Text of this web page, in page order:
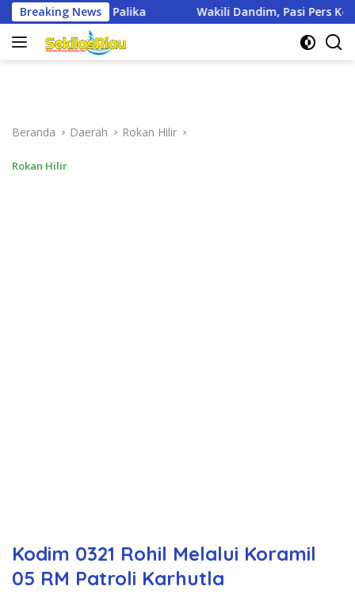
Langsung
ke
konten
Breaking News
Dandim, Pasi Pers Kodim 0321/Rohil Hadiri Upacara Hari
Beranda Daerah Rokan Hilir
Rokan Hilir
Kodim 0321 Rohil Melalui Koramil
05 RM Patroli Karhutla